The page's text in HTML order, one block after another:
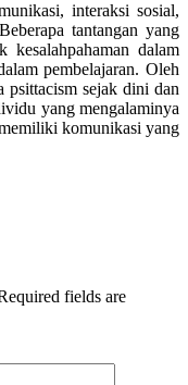
interaksi sosial,
tantangan yang
kesalahpahaman dalam
pembelajaran. Oleh
psittacism sejak dini dan
yang mengalaminya
komunikasi yang
fields are